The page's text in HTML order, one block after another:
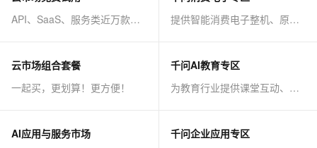
API、SaaS、服务类近万款商品免费试！
提供智能消费电子整机、原子能力等AI方案
云市场组合套餐
一起买，更划算！更方便！
千问AI教育专区
为教育行业提供课堂互动、课程制作等AI方案
AI应用与服务市场
千问企业应用专区